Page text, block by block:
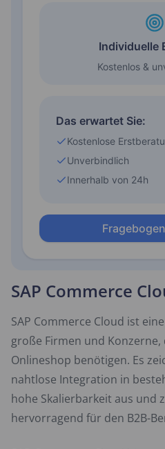
SAP Commerce
SAP Commerce Cloud ist
große Firmen und
Onlineshop benötigen. Es
nahtlose Integration in
hohe Skalierbarkeit aus und
hervorragend für den B2B-